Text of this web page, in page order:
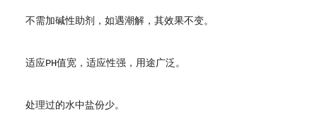
不需加碱性助剂，如遇潮解，其效果不变。
适应PH值宽，适应性强，用途广泛。
处理过的水中盐份少。